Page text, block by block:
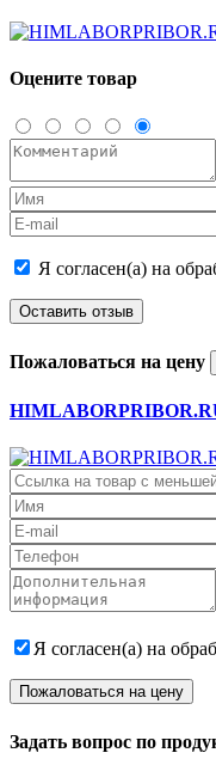
Оцените товар
Я согласен(а) на
Оставить отзыв
Пожаловаться на цену
Я согласен(а) на
Пожаловаться на цену
Задать вопрос по